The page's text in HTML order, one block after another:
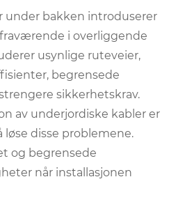
under bakken introduserer
i overliggende
usynlige ruteveier,
begrensede
sikkerhetskrav.
av underjordiske kabler er
disse problemene.
og begrensede
når installasjonen